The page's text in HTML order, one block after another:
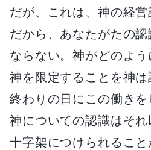
だが、これは、神の経営
だから、あなたがたの
ならない。神がどのよ
神を限定することを神
終わりの日にこの働き
神についての認識はそ
十字架につけられるこ